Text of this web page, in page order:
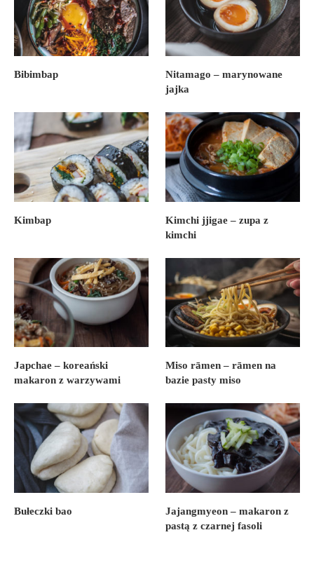
Bibimbap
Nitamago – marynowane
jajka
Kimbap
Kimchi jjigae – zupa z
kimchi
Japchae – koreański
makaron z warzywami
Miso rāmen – rāmen na
bazie pasty miso
Bułeczki bao
Jajangmyeon – makaron z
pastą z czarnej fasoli